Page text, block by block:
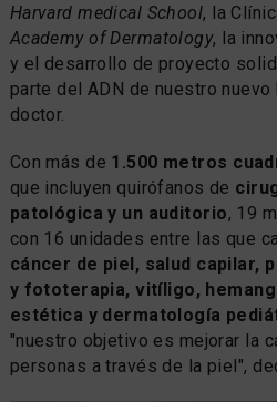
Harvard medical School, la
Academy of Dermatology, la
y el desarrollo de proyecto
parte del ADN de nuestro nuevo
doctor.
Con más de 1.500 metros
que incluyen quirófanos de
patológica y un auditorio, 19
con 16 unidades entre las que
cáncer de piel, salud capilar,
y fototerapia, vitíligo,
estética y dermatología
"nuestro objetivo es mejorar la
personas a través de la piel",